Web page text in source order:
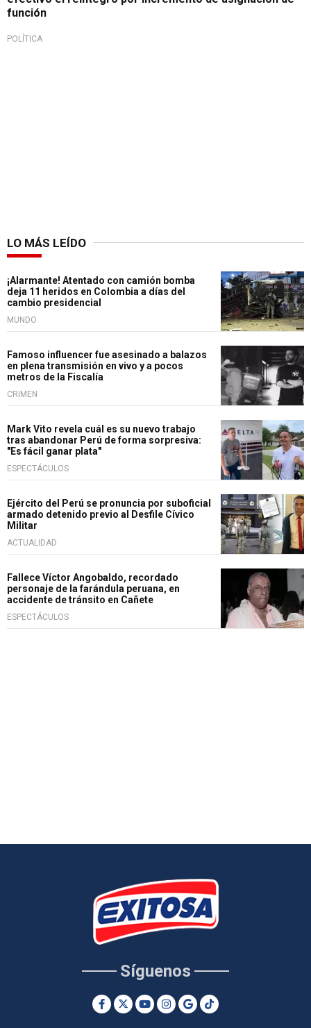
función
POLÍTICA
LO MÁS LEÍDO
¡Alarmante! Atentado con camión bomba
deja 11 heridos en Colombia a días del
cambio presidencial
MUNDO
Famoso influencer fue asesinado a balazos
en plena transmisión en vivo y a pocos
metros de la Fiscalía
CRIMEN
Mark Vito revela cuál es su nuevo trabajo
tras abandonar Perú de forma sorpresiva:
"Es fácil ganar plata"
ESPECTÁCULOS
Ejército del Perú se pronuncia por suboficial
armado detenido previo al Desfile Cívico
Militar
ACTUALIDAD
Fallece Víctor Angobaldo, recordado
personaje de la farándula peruana, en
accidente de tránsito en Cañete
ESPECTÁCULOS
Síguenos